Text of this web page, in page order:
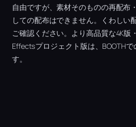
自由ですが、素材そのものの再配布
しての配布はできません。くわしい
ご確認ください。より高品質な4K版
Effectsプロジェクト版は、BOOTH
す。